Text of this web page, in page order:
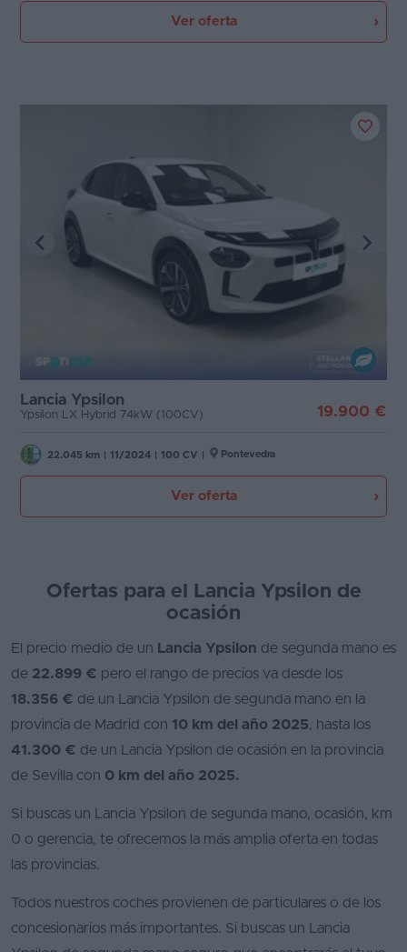
Ver oferta
Lancia Ypsilon
Ypsilon LX Hybrid 74kW (100CV) 19.900 €
22.045 km 11/2024 100 CV Pontevedra
Ver oferta
Ofertas para el Lancia Ypsilon de
ocasión
El precio medio de un Lancia Ypsilon de segunda mano es
de 22.899 € pero el rango de precios va desde los
18.356 € de un Lancia Ypsilon de segunda mano en la
provincia de Madrid con 10 km del año 2025, hasta los
41.300 € de un Lancia Ypsilon de ocasión en la provincia
de Sevilla con 0 km del año 2025.
Si buscas un Lancia Ypsilon de segunda mano, ocasión, km
0 o gerencia, te ofrecemos la más amplia oferta en todas
las provincias.
Todos nuestros coches provienen de particulares o de los
concesionarios más importantes. Si buscas un Lancia